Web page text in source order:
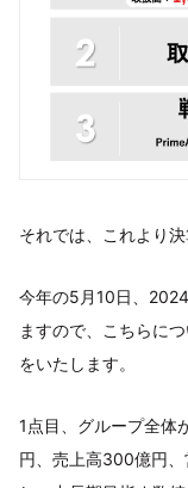
それでは、これより
今年の5月10日、
ますので、こちらに
をいたします。
1点目、グループ全体
円、売上高300億円